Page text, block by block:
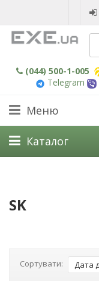
(044) 500-1-005
Telegram
Меню
Каталог
SK
Сортувати: Дата